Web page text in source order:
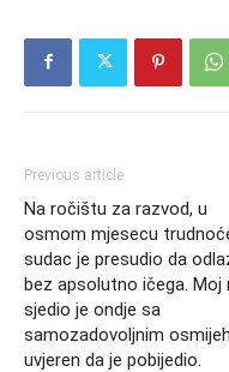
Previous article
Na ročištu za razvod, u
osmom mjesecu
sudac je presudio da
bez apsolutno ičega. Moj
sjedio je ondje sa
samozadovoljnim
uvjeren da je pobijedio.